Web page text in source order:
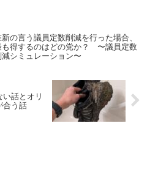
新の言う議員定数削減を行った場合、
も得するのはどの党か？ 〜議員定数
減シミュレーション〜
話とオリ
合う話